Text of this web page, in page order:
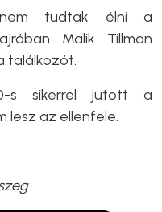
tudtak élni a
Malik Tillman
találkozót.
s sikerrel jutott a
lesz az ellenfele.